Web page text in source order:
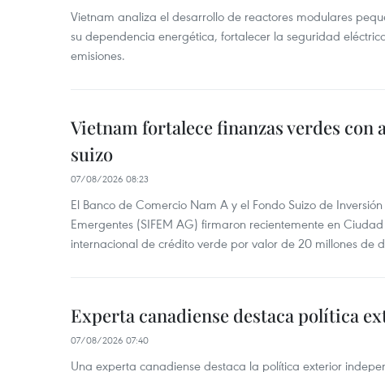
Vietnam analiza el desarrollo de reactores modulares
su dependencia energética, fortalecer la seguridad
emisiones.
Vietnam fortalece finanzas verdes con
suizo
07/08/2026 08:23
El Banco de Comercio Nam A y el Fondo Suizo de
Emergentes (SIFEM AG) firmaron recientemente en
internacional de crédito verde por valor de 20 millones de
Experta canadiense destaca política
07/08/2026 07:40
Una experta canadiense destaca la política exterior